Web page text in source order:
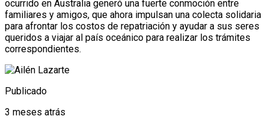
ocurrido en Australia generó una fuerte conmoción entre
familiares y amigos, que ahora impulsan una colecta solidaria
para afrontar los costos de repatriación y ayudar a sus seres
queridos a viajar al país oceánico para realizar los trámites
correspondientes.
Publicado
3 meses atrás